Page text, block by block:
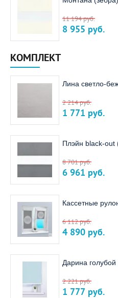
11 194руб.
8 955 руб.
КОМПЛЕКТ
Лина светло-
2 214руб.
1 771 руб.
Плэйн black-out
8 701руб.
6 961 руб.
Кассетные
6 112руб.
4 890 руб.
Дарина голубой
2 221руб.
1 777 руб.